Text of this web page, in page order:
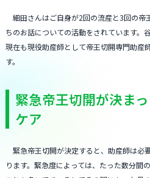
細田さんはご自身が2回の流産と3回の帝
ちのお話についての活動をされています。
現在も現役助産師として帝王切開専門助産
す。
緊急帝王切開が決ま
ケア
緊急帝王切開が決定すると、助産師は必
ります。緊急度によっては、たった数分間